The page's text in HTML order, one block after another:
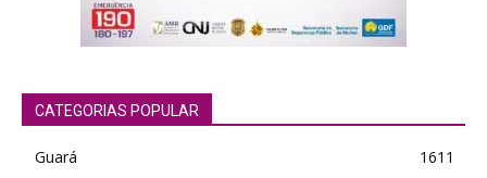
CATEGORIAS POPULAR
Guará
1611